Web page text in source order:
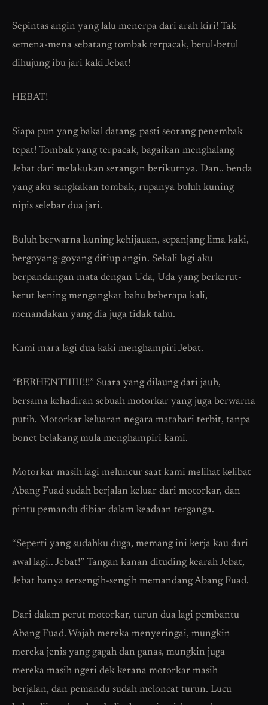
Sepintas angin yang lalu menerpa dari arah kiri! Tak
semena-mena sebatang tombak terpacak, betul-betul
dihujung ibu jari kaki Jebat!
HEBAT!
Siapa pun yang bakal datang, pasti seorang penembak
tepat! Tombak yang terpacak, bagaikan menghalang
Jebat dari melakukan serangan berikutnya. Dan.. benda
yang aku sangkakan tombak, rupanya buluh kuning
nipis selebar dua jari.
Buluh berwarna kuning kehijauan, sepanjang lima kaki,
bergoyang-goyang ditiup angin. Sekali lagi aku
berpandangan mata dengan Uda, Uda yang berkerut-
kerut kening mengangkat bahu beberapa kali,
menandakan yang dia juga tidak tahu.
Kami mara lagi dua kaki menghampiri Jebat.
“BERHENTIIIII!!!” Suara yang dilaung dari jauh,
bersama kehadiran sebuah motorkar yang juga berwarna
putih. Motorkar keluaran negara matahari terbit, tanpa
bonet belakang mula menghampiri kami.
Motorkar masih lagi meluncur saat kami melihat kelibat
Abang Fuad sudah berjalan keluar dari motorkar, dan
pintu pemandu dibiar dalam keadaan terganga.
“Seperti yang sudahku duga, memang ini kerja kau dari
awal lagi.. Jebat!” Tangan kanan dituding kearah Jebat,
Jebat hanya tersengih-sengih memandang Abang Fuad.
Dari dalam perut motorkar, turun dua lagi pembantu
Abang Fuad. Wajah mereka menyeringai, mungkin
mereka jenis yang gagah dan ganas, mungkin juga
mereka masih ngeri dek kerana motorkar masih
berjalan, dan pemandu sudah meloncat turun. Lucu